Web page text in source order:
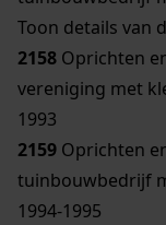
Toon details van
2158 Oprichten
vereniging met
1993
2159 Oprichten
tuinbouwbedrijf
1994-1995